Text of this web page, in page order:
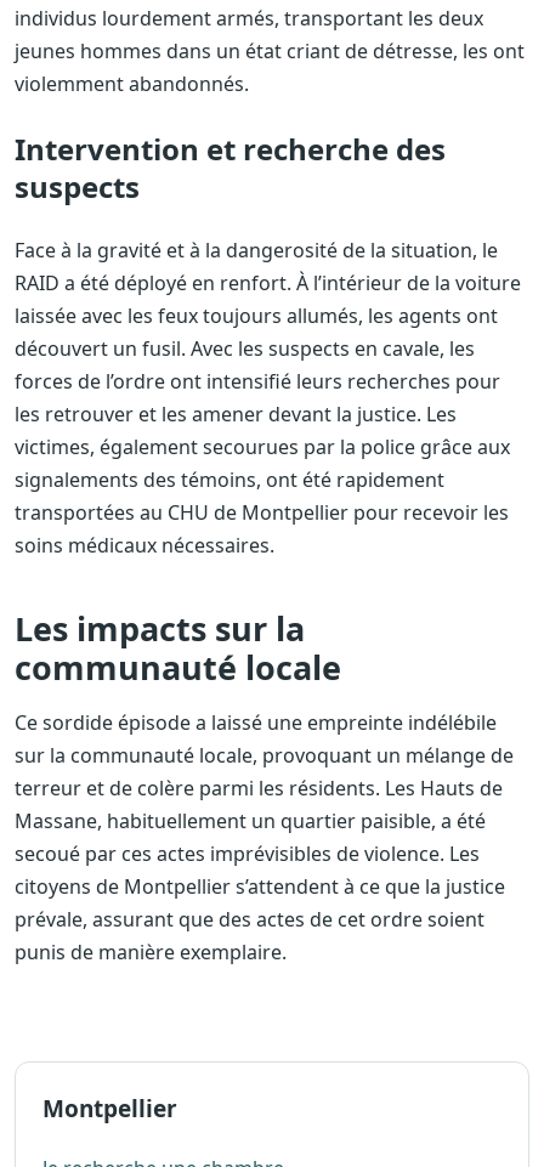
individus lourdement armés, transportant les deux
jeunes hommes dans un état criant de détresse, les ont
violemment abandonnés.
Intervention et recherche des
suspects
Face à la gravité et à la dangerosité de la situation, le
RAID a été déployé en renfort. À l’intérieur de la voiture
laissée avec les feux toujours allumés, les agents ont
découvert un fusil. Avec les suspects en cavale, les
forces de l’ordre ont intensifié leurs recherches pour
les retrouver et les amener devant la justice. Les
victimes, également secourues par la police grâce aux
signalements des témoins, ont été rapidement
transportées au CHU de Montpellier pour recevoir les
soins médicaux nécessaires.
Les impacts sur la
communauté locale
Ce sordide épisode a laissé une empreinte indélébile
sur la communauté locale, provoquant un mélange de
terreur et de colère parmi les résidents. Les Hauts de
Massane, habituellement un quartier paisible, a été
secoué par ces actes imprévisibles de violence. Les
citoyens de Montpellier s’attendent à ce que la justice
prévale, assurant que des actes de cet ordre soient
punis de manière exemplaire.
Montpellier